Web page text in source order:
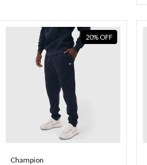
20% OFF
Champion